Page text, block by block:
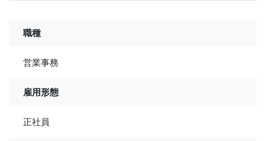
職種
営業事務
雇用形態
正社員